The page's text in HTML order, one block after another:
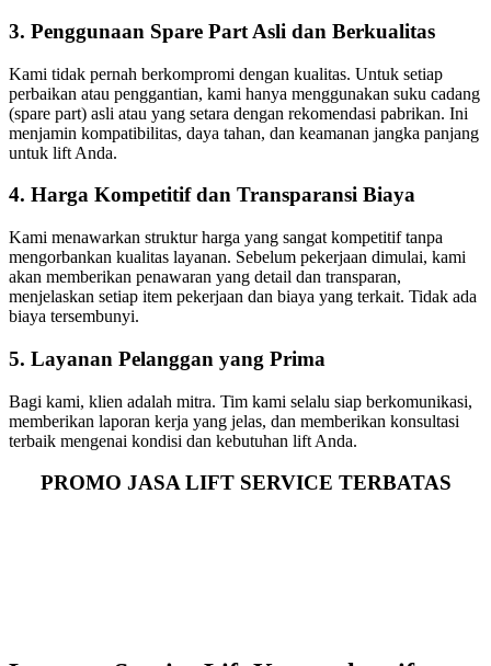
3. Penggunaan Spare Part Asli dan Berkualitas
Kami tidak pernah berkompromi dengan kualitas. Untuk setiap
perbaikan atau penggantian, kami hanya menggunakan suku cadang
(spare part) asli atau yang setara dengan rekomendasi pabrikan. Ini
menjamin kompatibilitas, daya tahan, dan keamanan jangka panjang
untuk lift Anda.
4. Harga Kompetitif dan Transparansi Biaya
Kami menawarkan struktur harga yang sangat kompetitif tanpa
mengorbankan kualitas layanan. Sebelum pekerjaan dimulai, kami
akan memberikan penawaran yang detail dan transparan,
menjelaskan setiap item pekerjaan dan biaya yang terkait. Tidak ada
biaya tersembunyi.
5. Layanan Pelanggan yang Prima
Bagi kami, klien adalah mitra. Tim kami selalu siap berkomunikasi,
memberikan laporan kerja yang jelas, dan memberikan konsultasi
terbaik mengenai kondisi dan kebutuhan lift Anda.
PROMO JASA LIFT SERVICE TERBATAS